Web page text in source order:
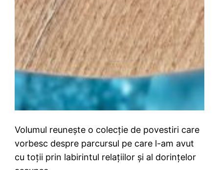
Volumul reunește o colecție de povestiri care
vorbesc despre parcursul pe care l-am avut
cu toții prin labirintul relațiilor și al dorințelor